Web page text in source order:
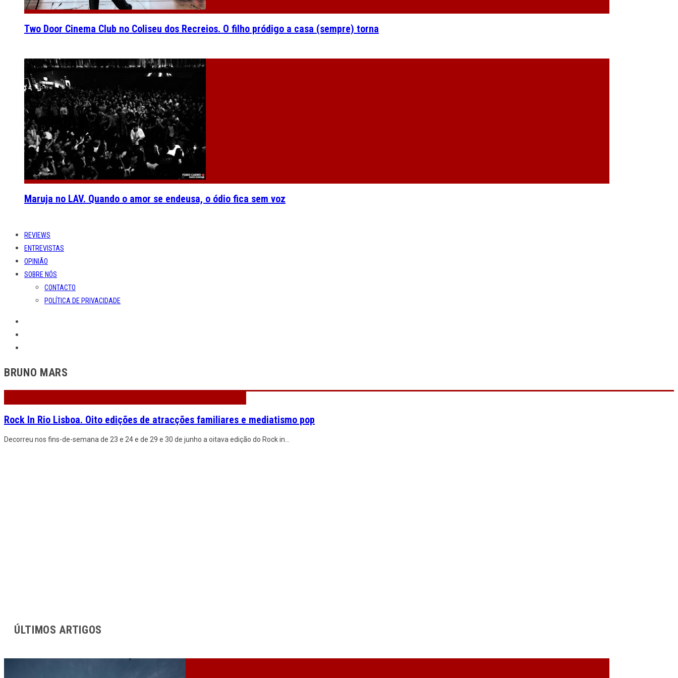
Two Door Cinema Club no Coliseu dos Recreios. O filho pródigo a casa (sempre) torna
Maruja no LAV. Quando o amor se endeusa, o ódio fica sem voz
REVIEWS
ENTREVISTAS
OPINIÃO
SOBRE NÓS
CONTACTO
POLÍTICA DE PRIVACIDADE
BRUNO MARS
Rock In Rio Lisboa. Oito edições de atracções familiares e mediatismo pop
Decorreu nos fins-de-semana de 23 e 24 e de 29 e 30 de junho a oitava edição do Rock in...
ÚLTIMOS ARTIGOS